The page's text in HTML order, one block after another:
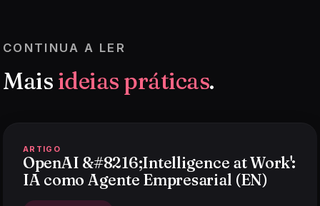
CONTINUA A LER
Mais ideias práticas.
ARTIGO
OpenAI &#8216;Intelligence at Work':
IA como Agente Empresarial (EN)